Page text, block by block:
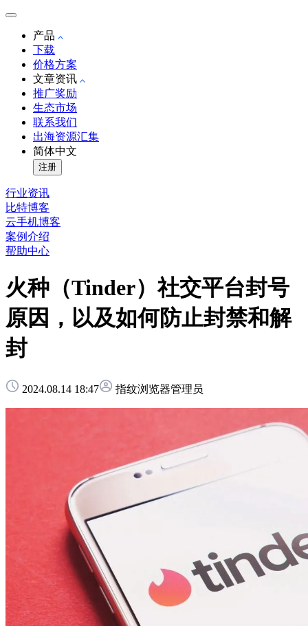
产品
下载
价格方案
文章资讯
推广奖励
生态市场
联系我们
出海资源汇集
简体中文
注册
行业资讯
比特博客
云手机博客
案例介绍
帮助中心
火种（Tinder）社交平台封号
原因，以及如何防止封禁和解
封
2024.08.14 18:47 指纹浏览器管理员